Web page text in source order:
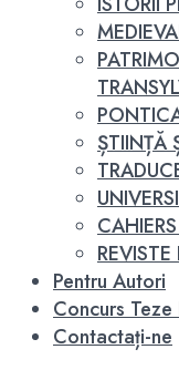
ȘTIINȚĂ
Pentru Autori
Concurs
Contactați-ne